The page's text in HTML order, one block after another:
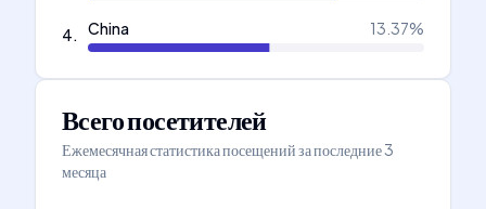
4. China 13.37%
Всего посетителей
Ежемесячная статистика посещений за последние 3
месяца